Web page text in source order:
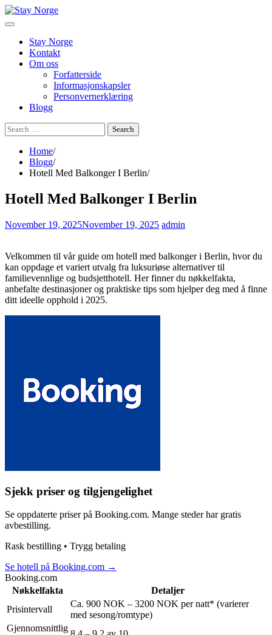
Skip
to
Stay Norge
Kontakt
Om oss
Forfatterside
Informasjonskapsler
Personvernerklæring
Blogg
Search
for:
Home
Blogg
Hotell Med Balkonger I Berlin
Hotell Med Balkonger I Berlin
November 19, 2025November 19, 2025 admin
Velkommen til vår guide om hotell med balkonger i Berlin, hvor du
kan oppdage et variert utvalg fra luksuriøse alternativer til
familievennlige og budsjetthotell. Her finner du nøkkelfakta,
anbefalte destinasjoner og praktiske tips som hjelper deg med å finne
ditt ideelle opphold i 2025.
Sjekk priser og tilgjengelighet
Se oppdaterte priser på Booking.com. Mange steder har gratis
avbestilling.
Rask bestilling • Trygg betaling
Se hotell på Booking.com →
Booking.com
Nøkkelfakta
Detaljer
Prisintervall
Ca. 900 NOK – 3200 NOK per natt* (varierer
med sesong/romtype)
Gjennomsnittlig